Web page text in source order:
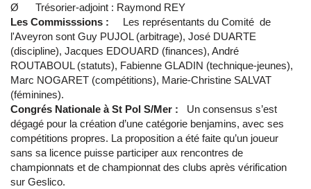
Ø Trésorier-adjoint : Raymond REY
Les Commisssions :
Les représentants du Comité de
l'Aveyron sont Guy PUJOL (arbitrage), José DUARTE
(discipline), Jacques EDOUARD (finances), André
ROUTABOUL (statuts), Fabienne GLADIN (technique-jeunes),
Marc NOGARET (compétitions), Marie-Christine SALVAT
(féminines).
Congrés Nationale à St Pol S/Mer : Un consensus s’est
dégagé pour la création d’une catégorie benjamins, avec ses
compétitions propres. La proposition a été faite qu’un joueur
sans sa licence puisse participer aux rencontres de
championnats et de championnat des clubs après vérification
sur Geslico.